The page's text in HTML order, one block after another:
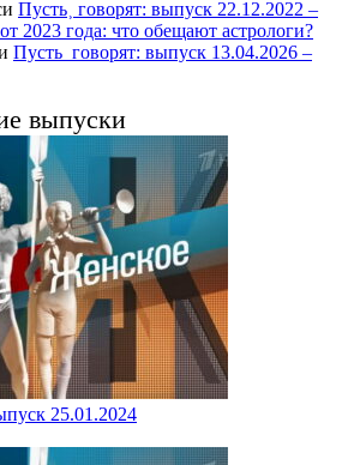
Пусть˲ говорят: выпуск 22.12.2022 –
2023 года: что обещают астрологи?
Пусть_говорят: выпуск 13.04.2026 –
выпуски
25.01.2024